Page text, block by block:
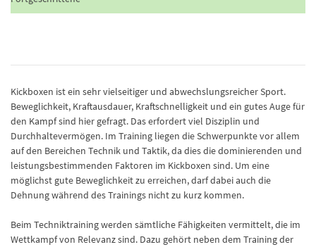
Kickboxen ist ein sehr vielseitiger und abwechslungsreicher Sport.
Beweglichkeit, Kraftausdauer, Kraftschnelligkeit und ein gutes Auge für
den Kampf sind hier gefragt. Das erfordert viel Disziplin und
Durchhaltevermögen. Im Training liegen die Schwerpunkte vor allem
auf den Bereichen Technik und Taktik, da dies die dominierenden und
leistungsbestimmenden Faktoren im Kickboxen sind. Um eine
möglichst gute Beweglichkeit zu erreichen, darf dabei auch die
Dehnung während des Trainings nicht zu kurz kommen.
Beim Techniktraining werden sämtliche Fähigkeiten vermittelt, die im
Wettkampf von Relevanz sind. Dazu gehört neben dem Training der